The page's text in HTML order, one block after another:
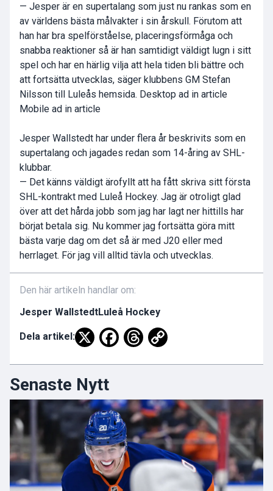
— Jesper är en supertalang som just nu rankas som en
av världens bästa målvakter i sin årskull. Förutom att
han har bra spelförståelse, placeringsförmåga och
snabba reaktioner så är han samtidigt väldigt lugn i sitt
spel och har en härlig vilja att hela tiden bli bättre och
att fortsätta utvecklas, säger klubbens GM Stefan
Nilsson till Luleås hemsida. Desktop ad in article
Mobile ad in article
Jesper Wallstedt har under flera år beskrivits som en
supertalang och jagades redan som 14-åring av SHL-
klubbar.
— Det känns väldigt ärofyllt att ha fått skriva sitt första
SHL-kontrakt med Luleå Hockey. Jag är otroligt glad
över att det hårda jobb som jag har lagt ner hittills har
börjat betala sig. Nu kommer jag fortsätta göra mitt
bästa varje dag om det så är med J20 eller med
herrlaget. För jag vill alltid tävla och utvecklas.
Den här artikeln handlar om:
Jesper WallstedtLuleå Hockey
Dela artikel:
Senaste Nytt